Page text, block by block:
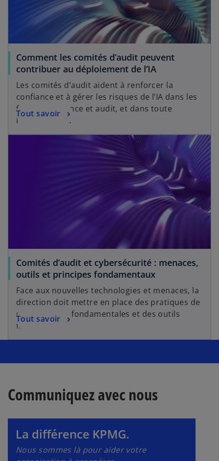
Comment les comités d’audit peuvent
contribuer au déploiement de l’IA
Les comités d’audit aident à renforcer la
confiance et à gérer les risques de l’IA dans les
fonctions finance et audit, et dans toute
l’organisation.
Tout savoir
Comités d’audit et cybersécurité : menaces,
outils et principes fondamentaux
Face aux nouvelles technologies et menaces, la
direction doit mettre en place des pratiques de
cybersécurité fondamentales et des outils
fiables
Tout savoir
Communiquez avec nous
La différence KPMG.
Nous sommes là pour aider votre
s
o
r
a
n
s